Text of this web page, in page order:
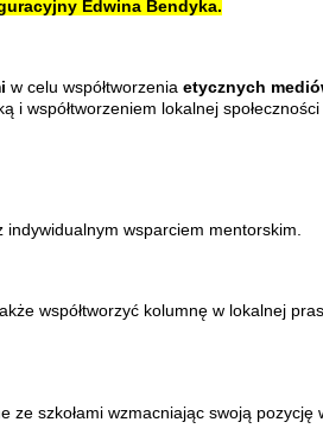
Edwina Bendyka.
w celu współtworzenia etycznych
i współtworzeniem lokalnej
wsparciem mentorskim.
współtworzyć kolumnę w lokalnej
szkołami wzmacniając swoją pozycję